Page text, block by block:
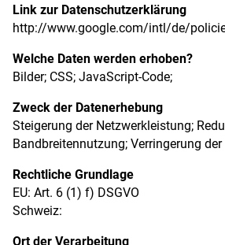
Link zur Datenschutzerklärung
http://www.google.com/intl/de/
Welche Daten werden erhoben?
Bilder; CSS; JavaScript-Code;
Zweck der Datenerhebung
Steigerung der Netzwerkleistung;
Bandbreitennutzung; Verringerung
Rechtliche Grundlage
EU: Art. 6 (1) f) DSGVO
Schweiz:
Ort der Verarbeitung